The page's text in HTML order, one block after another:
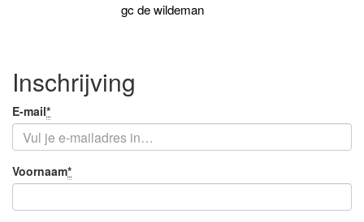
gcde wildeman
Inschrijving
Je
e-
mail
E-mail*
Verplicht
veld
Je
Voornaam*
Verplicht